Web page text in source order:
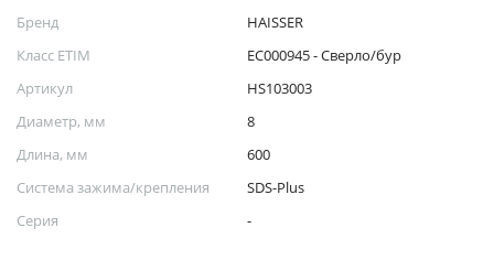
Бренд
HAISSER
Класс ETIM
EC000945 - Сверло/бур
Артикул
HS103003
Диаметр, мм
8
Длина, мм
600
Система зажима/крепления
SDS-Plus
Серия
-